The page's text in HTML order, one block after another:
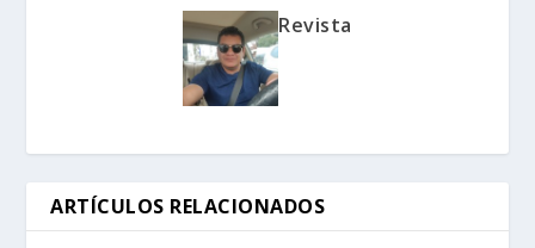
Revista
ARTÍCULOS RELACIONADOS